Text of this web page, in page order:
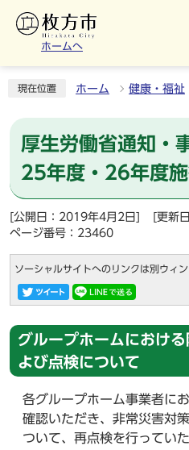
ホームへ
現在位置 ホーム 健康・福祉
厚生労働省通知・
25年度・26年度施
[公開日：2019年4月2日]
[更新
ページ番号：23460
ソーシャルサイトへのリンクは別ウィ
グループホームにおけ
よび点検について
各グループホーム事業者に
確認いただき、非常災害対
ついて、再点検を行ってい